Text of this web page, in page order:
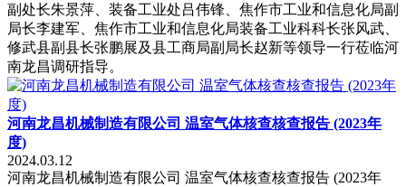
副处长朱景萍、装备工业处吕伟锋、焦作市工业和信息化局副
局长李建军、焦作市工业和信息化局装备工业科科长张风武、
修武县副县长张鹏展及县工商局副局长赵新等领导一行莅临河
南龙昌调研指导。
河南龙昌机械制造有限公司 温室气体核查核查报告 (2023年
度)
2024.03.12
河南龙昌机械制造有限公司 温室气体核查核查报告 (2023年